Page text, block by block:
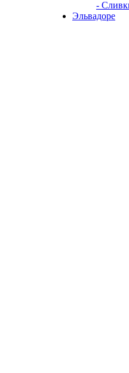
-
Эльвадоре